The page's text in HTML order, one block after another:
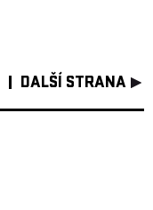
DALŠÍ STRANA